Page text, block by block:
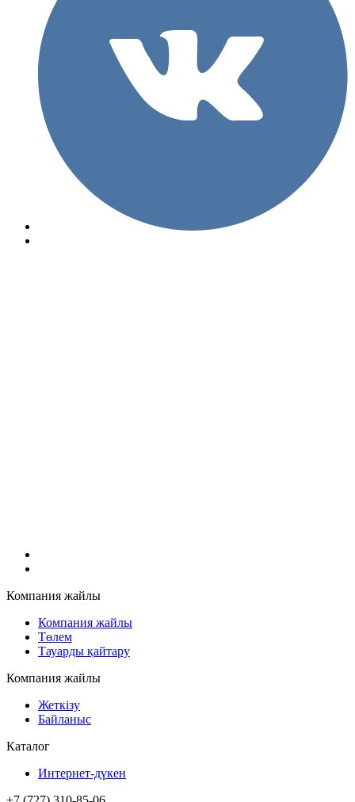
Компания жайлы
Компания жайлы
Төлем
Тауарды қайтару
Компания жайлы
Жеткізу
Байланыс
Каталог
Интернет-дүкен